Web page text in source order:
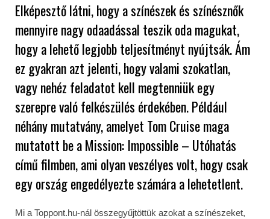
Elképesztő látni, hogy a színészek és színésznők
mennyire nagy odaadással teszik oda magukat,
hogy a lehető legjobb teljesítményt nyújtsák. Ám
ez gyakran azt jelenti, hogy valami szokatlan,
vagy nehéz feladatot kell megtenniük egy
szerepre való felkészülés érdekében. Például
néhány mutatvány, amelyet Tom Cruise maga
mutatott be a Mission: Impossible – Utóhatás
című filmben, ami olyan veszélyes volt, hogy csak
egy ország engedélyezte számára a lehetetlent.
Mi a Toppont.hu-nál összegyűjtöttük azokat a színészeket,